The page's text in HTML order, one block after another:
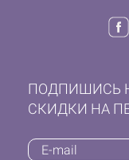
ПОДПИШИСЬ
СКИДКИ НА